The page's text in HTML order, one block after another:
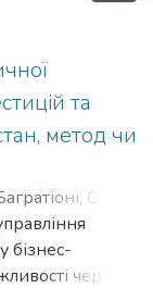
та
метод чи
С. З.
;Безбах, А. В.
бізнес-
через